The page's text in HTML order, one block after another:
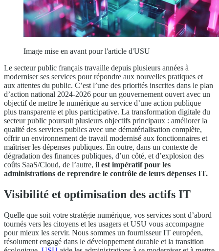
Image mise en avant pour l'article d'USU
Le secteur public français travaille depuis plusieurs années à
moderniser ses services pour répondre aux nouvelles pratiques et
aux attentes du public. C’est l’une des priorités inscrites dans le plan
d’action national 2024-2026 pour un gouvernement ouvert avec un
objectif de mettre le numérique au service d’une action publique
plus transparente et plus participative. La transformation digitale du
secteur public poursuit plusieurs objectifs principaux : améliorer la
qualité des services publics avec une dématérialisation complète,
offrir un environnement de travail modernisé aux fonctionnaires et
maîtriser les dépenses publiques. En outre, dans un contexte de
dégradation des finances publiques, d’un côté, et d’explosion des
coûts SaaS/Cloud, de l’autre, il est impératif pour les
administrations de reprendre le contrôle de leurs dépenses IT.
Visibilité et optimisation des actifs IT
Quelle que soit votre stratégie numérique, vos services sont d’abord
tournés vers les citoyens et les usagers et USU vous accompagne
pour mieux les servir. Nous sommes un fournisseur IT européen,
résolument engagé dans le développement durable et la transition